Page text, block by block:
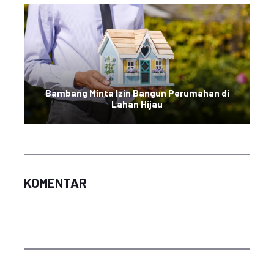
Bambang Minta Izin Bangun Perumahan di
Lahan Hijau
KOMENTAR